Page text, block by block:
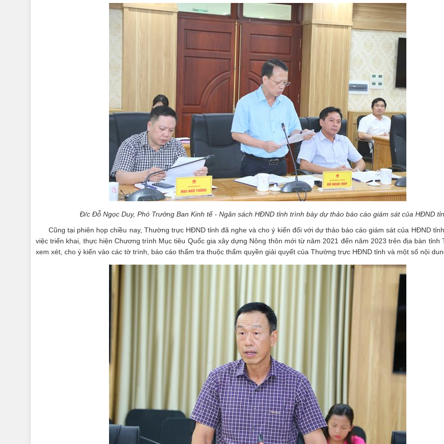
Đ/c Đỗ Ngọc Duy, Phó Trưởng Ban Kinh tế - Ngân sách HĐND tỉnh trình bày dự thảo báo cáo giám sát của HĐND
Cũng tại phiên họp chiều nay, Thường trực HĐND tỉnh đã nghe và cho ý kiến đối với dự thảo báo cáo giám sát của HĐND
việc triển khai, thực hiện Chương trình Mục tiêu Quốc gia xây dựng Nông thôn mới từ năm 2021 đến năm 2023 trên địa bàn tỉnh
xem xét, cho ý kiến vào các tờ trình, báo cáo thẩm tra thuộc thẩm quyền giải quyết của Thường trực HĐND tỉnh và một số nội